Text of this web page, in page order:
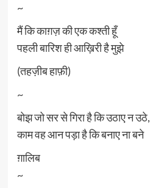
~
मैं कि काग़ज़ की एक कश्ती हूँ
पहली बारिश ही आख़िरी है मुझे
(तहज़ीब हाफ़ी)
~
बोझ जो सर से गिरा है कि उठाए न उठे,
काम वह आन पड़ा है कि बनाए ना बने
ग़ालिब
~